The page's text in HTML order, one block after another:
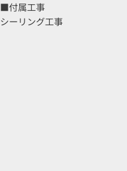
■付属工事
シーリング工事